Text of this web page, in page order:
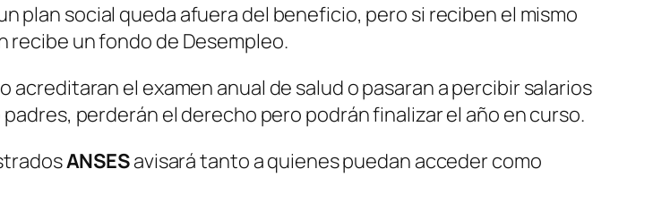
plan social queda afuera del beneficio, pero si reciben el mismo
recibe un fondo de Desempleo.
el examen anual de salud o pasaran a percibir salarios
perderán el derecho pero podrán finalizar el año en curso.
ANSESavisará tanto a quienes puedan acceder como